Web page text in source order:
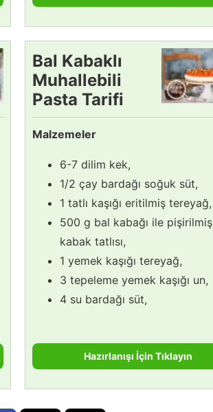
Bal Kabaklı
Muhallebili
Pasta Tarifi
Malzemeler
6-7 dilim kek,
1/2 çay bardağı soğuk süt,
1 tatlı kaşığı eritilmiş tereyağ,
500 g bal kabağı ile pişirilmiş
kabak tatlısı,
1 yemek kaşığı tereyağ,
3 tepeleme yemek kaşığı un,
4 su bardağı süt,
Hazırlanışı İçin Tıklayın